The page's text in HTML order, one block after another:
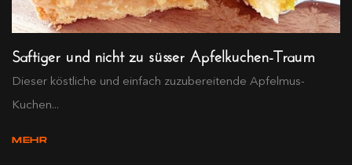
Saftiger und nicht zu süsser Apfelkuchen-Traum
Dieser köstliche und einfach zuzubereitende Apfelmus-
Kuchen...
MEHR